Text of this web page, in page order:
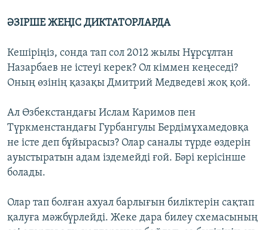
ӘЗІРШЕ ЖЕҢІС ДИКТАТОРЛАРДА
Кешіріңіз, сонда тап сол 2012 жылы Нұрсұлтан
Назарбаев не істеуі керек? Ол кіммен кеңеседі?
Оның өзінің қазақы Дмитрий Медведеві жоқ қой.
Ал Өзбекстандағы Ислам Каримов пен
Түркменстандағы Гурбангулы Бердімұхамедовқа
не істе деп бұйырасыз? Олар саналы түрде өздерін
ауыстыратын адам іздемейді ғой. Бәрі керісінше
болады.
Олар тап болған ахуал барлығын биліктерін сақтап
қалуға мәжбүрлейді. Жеке дара билеу схемасының